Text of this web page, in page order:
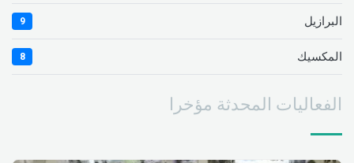
البرازيل 9
المكسيك 8
الفعاليات المحدثة مؤخرا